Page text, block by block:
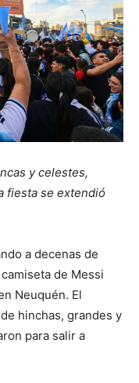
y celestes,
fiesta se extendió
a decenas de
de Messi
Neuquén. El
hinchas, grandes y
para salir a